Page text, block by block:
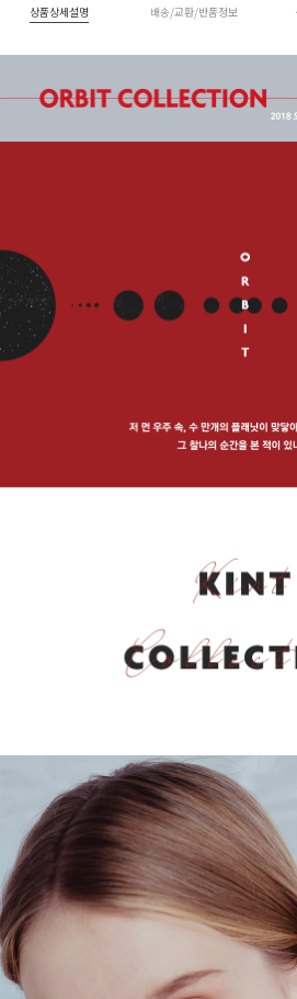
상품상세설명 배송/교환/반품정보